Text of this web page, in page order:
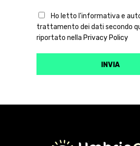
Ho letto l'informativa e
trattamento dei dati secondo
riportato nella Privacy Policy